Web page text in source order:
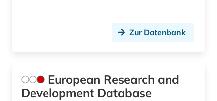
Zur Datenbank
European Research and
Development Database